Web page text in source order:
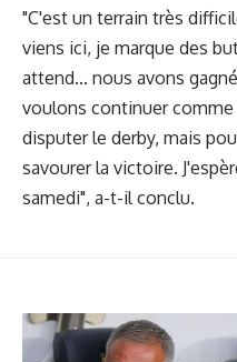
"C'est un terrain très
viens ici, je marque des
attend... nous avons
voulons continuer comme
disputer le derby, mais
savourer la victoire.
samedi", a-t-il conclu.